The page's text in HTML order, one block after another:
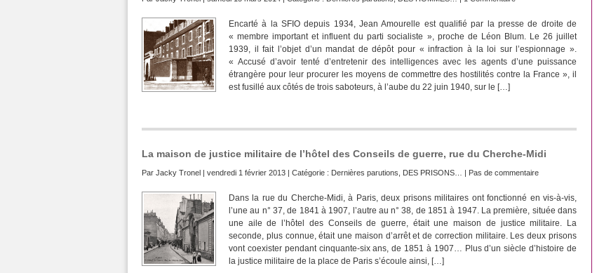
Encarté à la SFIO depuis 1934, Jean Amourelle est qualifié par la presse de droite de
« membre important et influent du parti socialiste », proche de Léon Blum. Le 26 juillet
1939, il fait l’objet d’un mandat de dépôt pour « infraction à la loi sur l’espionnage ».
« Accusé d’avoir tenté d’entretenir des intelligences avec les agents d’une puissance
étrangère pour leur procurer les moyens de commettre des hostilités contre la France », il
est fusillé aux côtés de trois saboteurs, à l’aube du 22 juin 1940, sur le […]
La maison de justice militaire de l’hôtel des Conseils de guerre, rue du Cherche-Midi
Par Jacky Tronel | vendredi 1 février 2013 | Catégorie : Dernières parutions DES PRISONS… | Pas de commentaire
Dans la rue du Cherche-Midi, à Paris, deux prisons militaires ont fonctionné en vis-à-vis,
l’une au n° 37, de 1841 à 1907, l’autre au n° 38, de 1851 à 1947. La première, située dans
une aile de l’hôtel des Conseils de guerre, était une maison de justice militaire. La
seconde, plus connue, était une maison d’arrêt et de correction militaire. Les deux prisons
vont coexister pendant cinquante-six ans, de 1851 à 1907… Plus d’un siècle d’histoire de
la justice militaire de la place de Paris s’écoule ainsi, […]